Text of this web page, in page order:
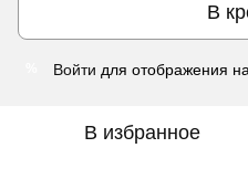
В
Войти для отображения
В избранное